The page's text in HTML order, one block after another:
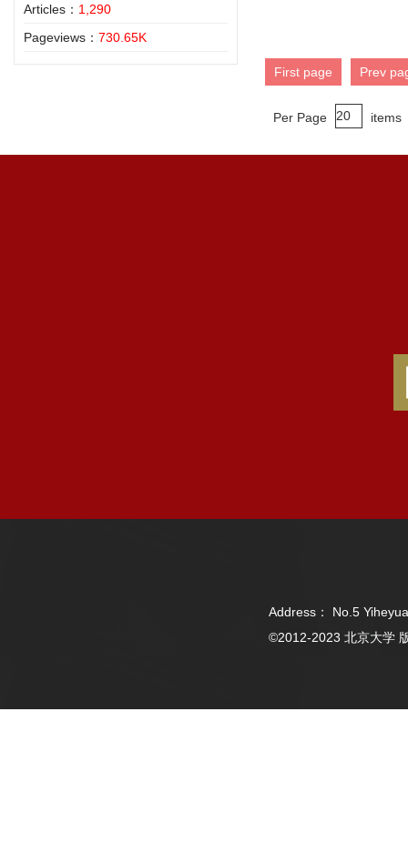
Articles： 1,290
Pageviews： 730.65K
First page Prev
Per Page items
Address： No.5
©2012-2023 北京大学